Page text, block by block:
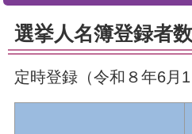
選挙人名簿登録者数
定時登録（令和８年6月1